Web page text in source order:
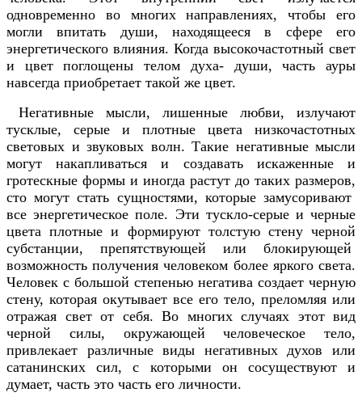
одновременно во многих направлениях, чтобы его
могли впитать души, находящееся в сфере его
энергетического влияния. Когда высокочастотный свет
и цвет поглощены телом духа- души, часть ауры
навсегда приобретает такой же цвет.
Негативные мысли, лишенные любви, излучают
тусклые, серые и плотные цвета низкочастотных
световых и звуковых волн. Такие негативные мысли
могут накапливаться и создавать искаженные и
гротескные формы и иногда растут до таких размеров,
сто могут стать сущностями, которые замусоривают
все энергетическое поле. Эти тускло-серые и черные
цвета плотные и формируют толстую стену черной
субстанции, препятствующей или блокирующей
возможность получения человеком более яркого света.
Человек с большой степенью негатива создает черную
стену, которая окутывает все его тело, преломляя или
отражая свет от себя. Во многих случаях этот вид
черной силы, окружающей человеческое тело,
привлекает различные виды негативных духов или
сатанинских сил, с которыми он сосуществуют и
думает, часть это часть его личности.